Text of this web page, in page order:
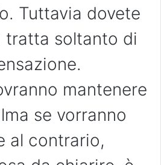
Tuttavia dovete
tratta soltanto di
mantenere
se vorranno
al contrario,